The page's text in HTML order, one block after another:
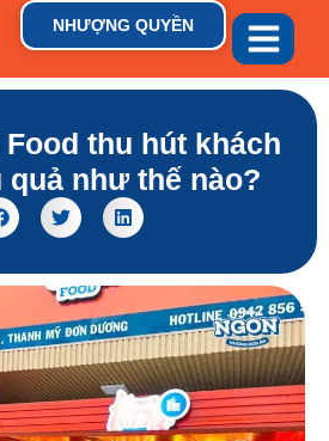
NHƯỢNG QUYỀN
Food thu hút khách
quả như thế nào?